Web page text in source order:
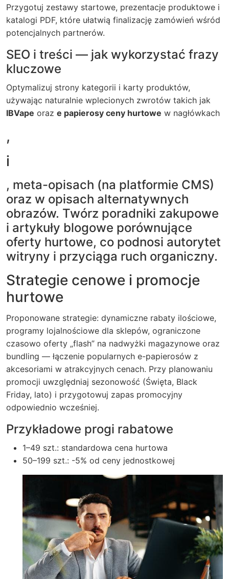
Przygotuj zestawy startowe, prezentacje produktowe i
katalogi PDF, które ułatwią finalizację zamówień wśród
potencjalnych partnerów.
SEO i treści — jak wykorzystać frazy
kluczowe
Optymalizuj strony kategorii i karty produktów,
używając naturalnie wplecionych zwrotów takich jak
IBVape oraz e papierosy ceny hurtowe w nagłówkach
,
i
, meta-opisach (na platformie CMS)
oraz w opisach alternatywnych
obrazów. Twórz poradniki zakupowe
i artykuły blogowe porównujące
oferty hurtowe, co podnosi autorytet
witryny i przyciąga ruch organiczny.
Strategie cenowe i promocje
hurtowe
Proponowane strategie: dynamiczne rabaty ilościowe,
programy lojalnościowe dla sklepów, ograniczone
czasowo oferty „flash” na nadwyżki magazynowe oraz
bundling — łączenie popularnych e-papierosów z
akcesoriami w atrakcyjnych cenach. Przy planowaniu
promocji uwzględniaj sezonowość (Święta, Black
Friday, lato) i przygotowuj zapas promocyjny
odpowiednio wcześniej.
Przykładowe progi rabatowe
1–49 szt.: standardowa cena hurtowa
50–199 szt.: -5% od ceny jednostkowej